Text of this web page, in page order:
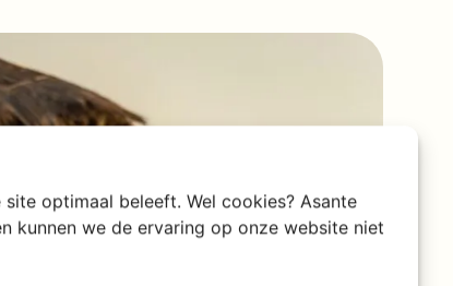
optimaal beleeft. Wel cookies? Asante
kunnen we de ervaring op onze website niet